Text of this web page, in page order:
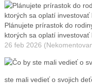
Plánujete prírastok do
ktorých sa oplatí investovať
26 feb 2026
ste mali vedieť o svojich